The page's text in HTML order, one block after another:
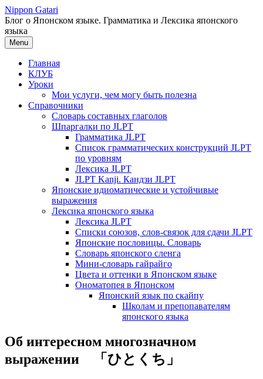
Перейти
к
содержимому
Nippon Gatari
Блог о Японском языке. Грамматика и Лексика японского
языка
Menu
Главная
КЛУБ
Уроки
Мои услуги, чем могу быть полезна
Справочники
Словарь составных глаголов
Шпаргалки по JLPT
Грамматика JLPT
Список грамматических конструкций JLPT
по уровням
Лексика JLPT
JLPT Kanji. Кандзи JLPT
Японские идиоматические и устойчивые
выражения
Лексика японского языка
Лексика JLPT
Списки союзов, слов-связок для сдачи JLPT
Японские пословицы. Словарь
Словарь японского сленга
Мини-словарь гайрайго
Цвета и оттенки в Японском языке
Ономатопея в Японском
Японский язык по скайпу
Школам и препопавателям
японского языка
Об интересном многозначном
выражении 「ひとくち」